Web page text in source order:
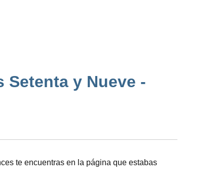
Setenta y Nueve -
te encuentras en la página que estabas